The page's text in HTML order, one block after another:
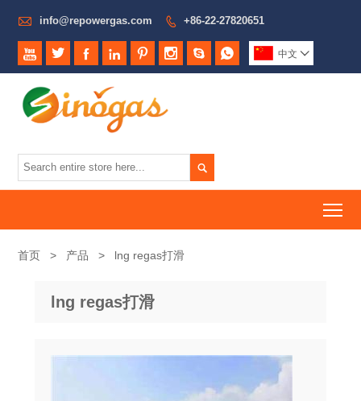
 info@repowergas.com  +86-22-27820651
        中文 

首页 > 产品 > lng regas打滑
lng regas打滑